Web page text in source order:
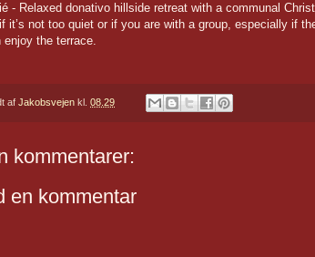
- Relaxed donativo hillside retreat with a communal
it’s not too quiet or if you are with a group, especially if
enjoy the terrace.
af Jakobsvejen kl. 08.29
kommentarer:
en kommentar